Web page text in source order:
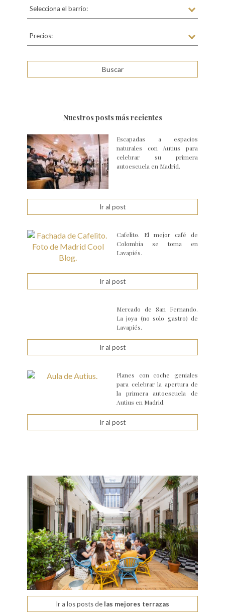
Selecciona el barrio:
Precios:
Nuestros posts más recientes
Escapadas a espacios
naturales con Autius para
celebrar su primera
autoescuela en Madrid.
Ir al post
Cafelito. El mejor café de
Colombia se toma en
Lavapiés.
Ir al post
Mercado de San Fernando.
La joya (no solo gastro) de
Lavapiés.
Ir al post
Planes con coche geniales
para celebrar la apertura de
la primera autoescuela de
Autius en Madrid.
Ir al post
Ir a los posts de las mejores terrazas